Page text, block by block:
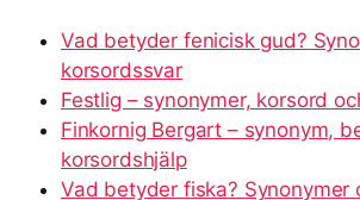
Vad betyder fenicisk gud?
korsordssvar
Festlig – synonymer, korsord
Finkornig Bergart – synonym,
korsordshjälp
Vad betyder fiska? Synonymer